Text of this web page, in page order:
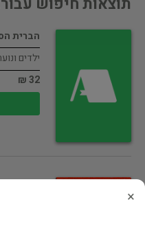
הברית
ילדים
32 ₪
לחיות
×